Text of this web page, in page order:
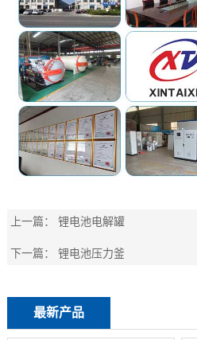
上一篇：锂电池电解罐
下一篇：锂电池压力釜
最新产品